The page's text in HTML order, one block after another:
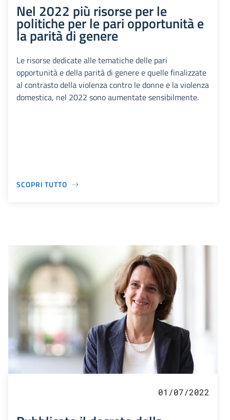
Nel 2022 più risorse per le
politiche per le pari opportunità e
la parità di genere
Le risorse dedicate alle tematiche delle pari
opportunità e della parità di genere e quelle finalizzate
al contrasto della violenza contro le donne e la violenza
domestica, nel 2022 sono aumentate sensibilmente.
SCOPRI TUTTO
01/07/2022